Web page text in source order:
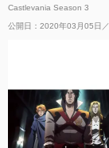
Castlevania Season 3
公開日：2020年03月05日